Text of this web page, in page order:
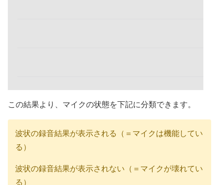
この結果より、マイクの状態を下記に分類できます。
波状の録音結果が表示される（＝マイクは機能してい
る）
波状の録音結果が表示されない（＝マイクが壊れてい
る）